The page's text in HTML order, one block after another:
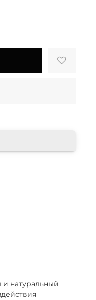
и натуральный